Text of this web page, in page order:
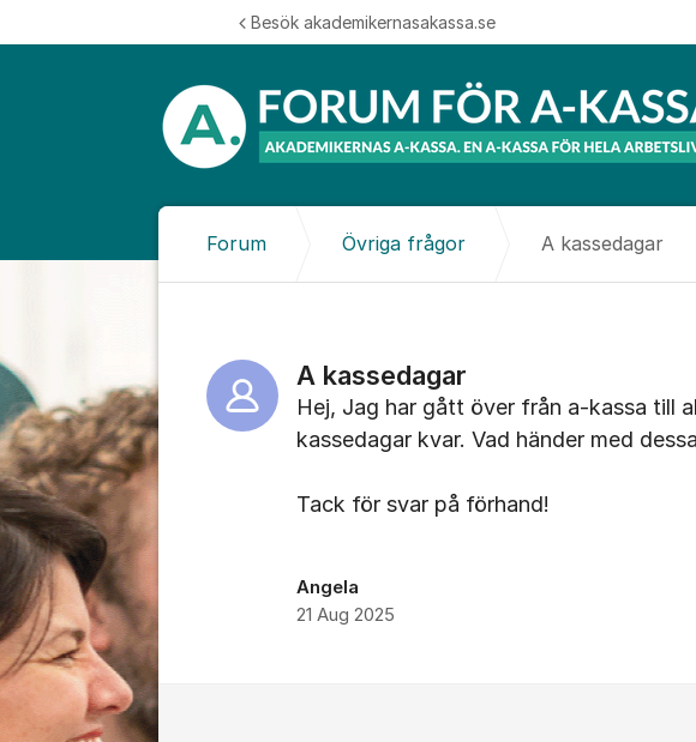
Besök akademikernasakassa.se
Forum Övriga frågor A kassedagar
A kassedagar
Hej, Jag har gått över från a-kassa till
kassedagar kvar. Vad händer med
Tack för svar på förhand!
Angela
21 Aug 2025